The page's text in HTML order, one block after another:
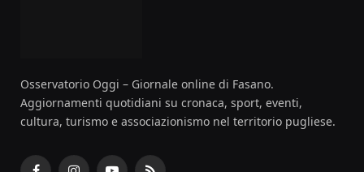
Osservatorio Oggi – Giornale online di Fasano.
Aggiornamenti quotidiani su cronaca, sport, eventi,
cultura, turismo e associazionismo nel territorio pugliese.